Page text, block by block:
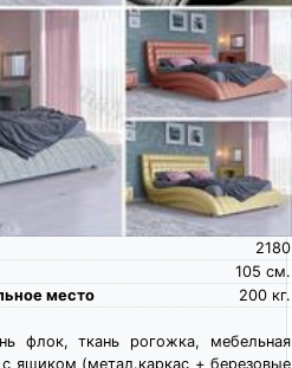
2180
см.
105
место
кг.
200
флок, ткань рогожка, мебельная
ящиком (метал.каркас + березовые